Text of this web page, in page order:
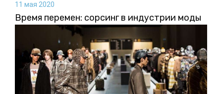
11 мая 2020
Время перемен: сорсинг в индустрии моды